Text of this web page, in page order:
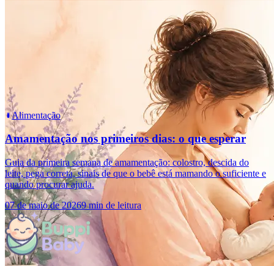
Alimentação
Amamentação nos primeiros dias: o que esperar
Guia da primeira semana de amamentação: colostro, descida do
leite, pega correta, sinais de que o bebê está mamando o suficiente e
quando procurar ajuda.
07 de maio de 20269 min de leitura